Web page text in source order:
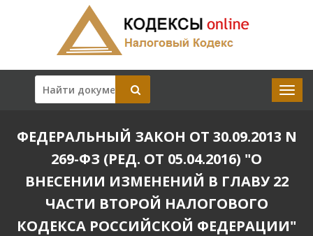
ФЕДЕРАЛЬНЫЙ ЗАКОН ОТ 30.09.2013 N
269-ФЗ (РЕД. ОТ 05.04.2016) "О
ВНЕСЕНИИ ИЗМЕНЕНИЙ В ГЛАВУ 22
ЧАСТИ ВТОРОЙ НАЛОГОВОГО
КОДЕКСА РОССИЙСКОЙ ФЕДЕРАЦИИ"